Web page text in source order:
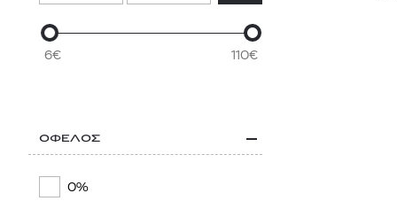
MAC
NYX PROFESSIONAL MAKEUP
6€ 110€
ΟΦΕΛΟΣ
0%